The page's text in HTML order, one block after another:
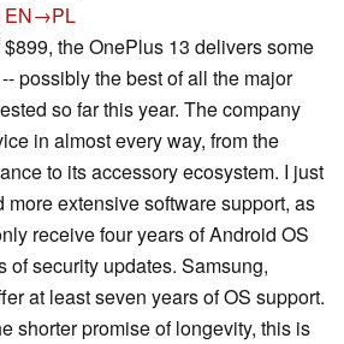
EN→PL
the OnePlus 13 delivers some
possibly the best of all the major
so far this year. The company
in almost every way, from the
to its accessory ecosystem. I just
extensive software support, as
receive four years of Android OS
of security updates. Samsung,
at least seven years of OS support.
shorter promise of longevity, this is